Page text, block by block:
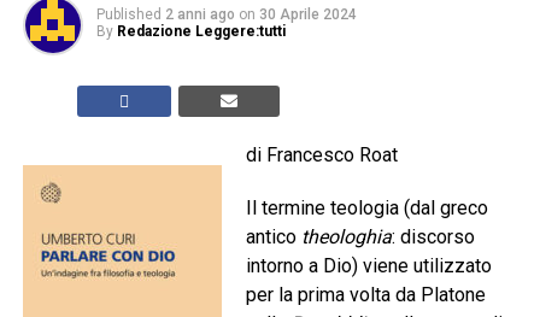
Published 2 anni ago on 30 Aprile 2024
By Redazione Leggere:tutti
di Francesco Roat
Il termine teologia (dal greco
antico theologhia: discorso
intorno a Dio) viene utilizzato
per la prima volta da Platone